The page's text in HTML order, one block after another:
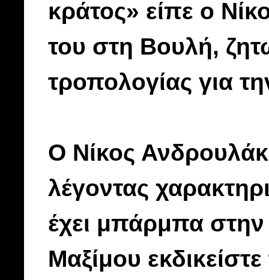
κράτος» είπε ο
του στη Βουλή,
τροπολογίας για
Ο Νίκος
λέγοντας
έχει μπάρμπα
Μαξίμου